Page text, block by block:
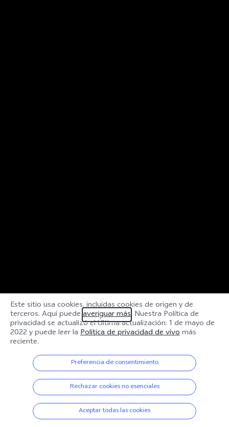
Este sitio usa cookies, incluidas cookies de origen y de
terceros. Aquí puede averiguar más . Nuestra Política de
privacidad se actualizó elÚltima actualización: 1 de mayo de
2022 y puede leer la Política de privacidad de vivomás
reciente.
Preferencia de consentimiento
Rechazar cookies no esenciales
Aceptar todas las cookies